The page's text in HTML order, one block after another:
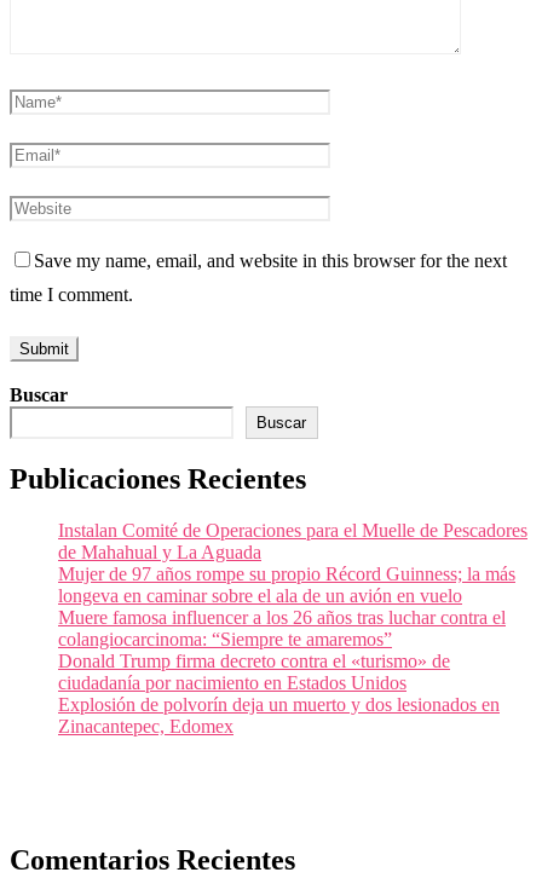
Save my name, email, and website in this browser for the next
time I comment.
Buscar
Buscar
Publicaciones Recientes
Instalan Comité de Operaciones para el Muelle de Pescadores
de Mahahual y La Aguada
Mujer de 97 años rompe su propio Récord Guinness; la más
longeva en caminar sobre el ala de un avión en vuelo
Muere famosa influencer a los 26 años tras luchar contra el
colangiocarcinoma: “Siempre te amaremos”
Donald Trump firma decreto contra el «turismo» de
ciudadanía por nacimiento en Estados Unidos
Explosión de polvorín deja un muerto y dos lesionados en
Zinacantepec, Edomex
Comentarios Recientes